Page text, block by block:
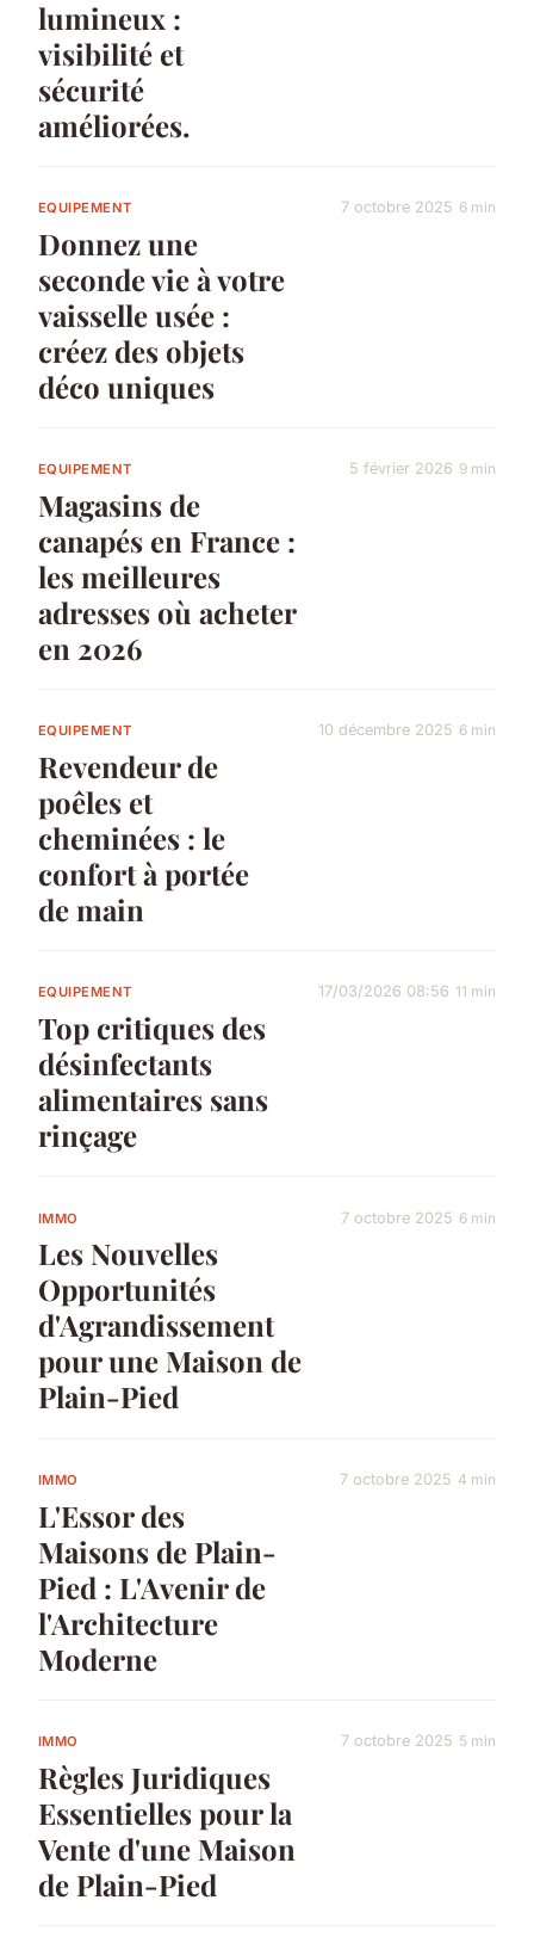
lumineux :
visibilité et
sécurité
améliorées.
EQUIPEMENT
Donnez une
seconde vie à votre
vaisselle usée :
créez des objets
déco uniques
7 octobre 2025 6 min
EQUIPEMENT
Magasins de
canapés en France :
les meilleures
adresses où acheter
en 2026
5 février 2026 9 min
EQUIPEMENT
Revendeur de
poêles et
cheminées : le
confort à portée
de main
10 décembre 2025 6 min
EQUIPEMENT
Top critiques des
désinfectants
alimentaires sans
rinçage
17/03/2026 08:56 11 min
IMMO
Les Nouvelles
Opportunités
d'Agrandissement
pour une Maison de
Plain-Pied
7 octobre 2025 6 min
IMMO
L'Essor des
Maisons de Plain-
Pied : L'Avenir de
l'Architecture
Moderne
7 octobre 2025 4 min
IMMO
Règles Juridiques
Essentielles pour la
Vente d'une Maison
de Plain-Pied
7 octobre 2025 5 min